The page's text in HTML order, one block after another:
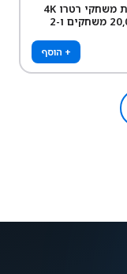
קונסולת משחקי רטרו 4K
עם 20,000 משחקים ו-2
+ הוסף